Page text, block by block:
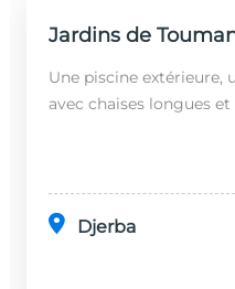
Jardins de
Une piscine extérieure,
avec chaises longues
Djerba